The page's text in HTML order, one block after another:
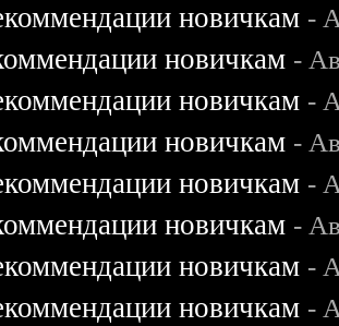
новичкам -
новичкам -
новичкам -
новичкам -
новичкам -
новичкам -
новичкам -
новичкам -